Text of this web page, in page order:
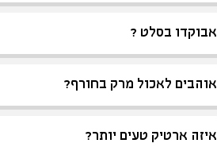
אבוקדו בסלט ?
אוהבים לאכול מרק בחורף?
איזה ארטיק טעים יותר?